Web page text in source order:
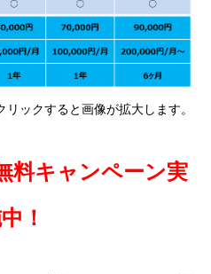
リックすると画像が拡大します。
料キャンペーン実
！